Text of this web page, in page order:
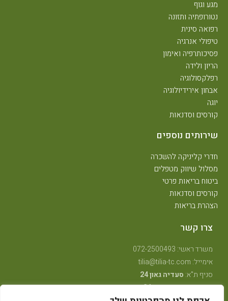
מגע וגוף
נטורופתיה ותזונה
רפואה סינית
טיפולי אנרגיה
פסיכותרפיה ואימון
הריון ולידה
רפלקסולוגיה
אבחון אירידיולוגיה
יוגה
קורסים וסדנאות
שירותים נוספים
חדרי קליניקה להשכרה
מסלול שיווק מטפלים
ביטוח בריאות פרטי
קורסים וסדנאות
הצהרת בריאות
צרו קשר
משרד ראשי: 072-2500493
אימייל: tilia@tilia-tc.com
סניף ת"א: סעדיה גאון 24
סניף רמת גן:בן גוריון 24, קליניקה טיפולית.